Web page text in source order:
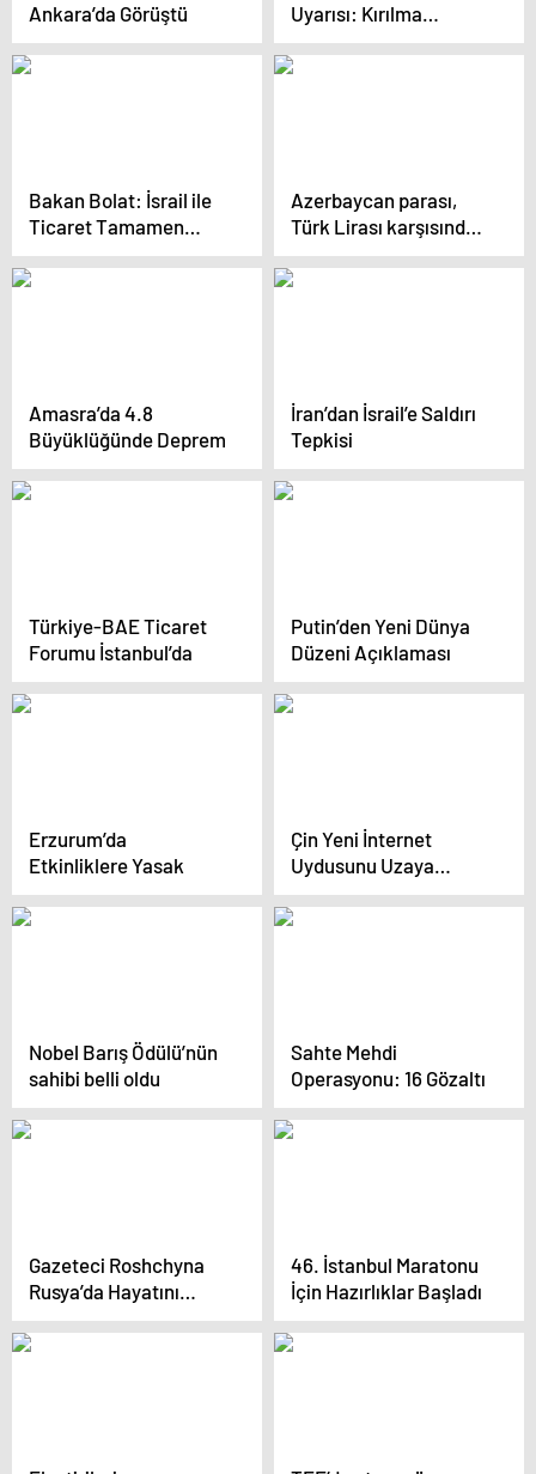
Ankara’da Görüştü
Uyarısı: Kırılma
Noktasındayız
Bakan Bolat: İsrail ile
Ticaret Tamamen
Kesildi
Azerbaycan parası,
Türk Lirası karşısında
rekor tazeledi
Amasra’da 4.8
Büyüklüğünde Deprem
İran’dan İsrail’e Saldırı
Tepkisi
Türkiye-BAE Ticaret
Forumu İstanbul’da
Putin’den Yeni Dünya
Düzeni Açıklaması
Erzurum’da
Etkinliklere Yasak
Çin Yeni İnternet
Uydusunu Uzaya
Gönderdi
Nobel Barış Ödülü’nün
sahibi belli oldu
Sahte Mehdi
Operasyonu: 16 Gözaltı
Gazeteci Roshchyna
Rusya’da Hayatını
Kaybetti
46. İstanbul Maratonu
İçin Hazırlıklar Başladı